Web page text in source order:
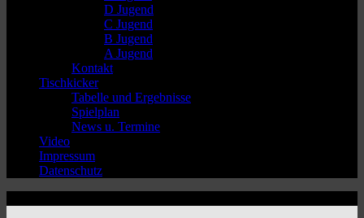
D Jugend
C Jugend
B Jugend
A Jugend
Kontakt
Tischkicker
Tabelle und Ergebnisse
Spielplan
News u. Termine
Video
Impressum
Datenschutz